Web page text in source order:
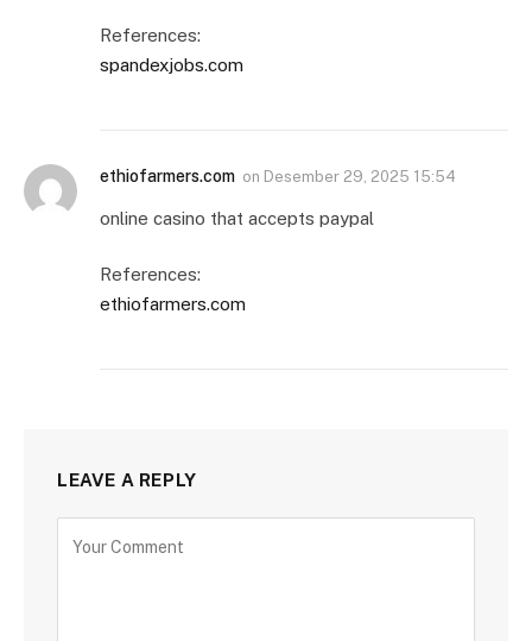
References:
spandexjobs.com
ethiofarmers.com on Desember 29, 2025 15:54
online casino that accepts paypal
References:
ethiofarmers.com
LEAVE A REPLY